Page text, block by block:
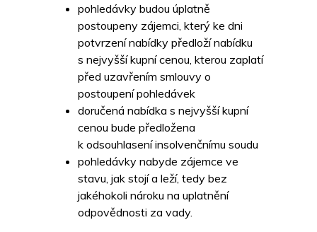
pohledávky budou úplatně
postoupeny zájemci, který ke dni
potvrzení nabídky předloží nabídku
s nejvyšší kupní cenou, kterou zaplatí
před uzavřením smlouvy o
postoupení pohledávek
doručená nabídka s nejvyšší kupní
cenou bude předložena
k odsouhlasení insolvenčnímu soudu
pohledávky nabyde zájemce ve
stavu, jak stojí a leží, tedy bez
jakéhokoli nároku na uplatnění
odpovědnosti za vady.